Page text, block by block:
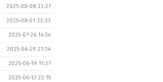
2025-08-08 23:27
2025-08-01 22:33
2025-07-26 14:54
2025-06-29 21:34
2025-06-19 11:27
2025-06-13 22:15